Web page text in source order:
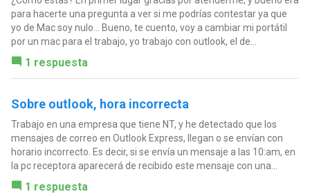
para hacerte una pregunta a ver si me podrías contestar ya que
yo de Mac soy nulo... Bueno, te cuento, voy a cambiar mi portátil
por un mac para el trabajo, yo trabajo con outlook, el de...
1 respuesta
Sobre outlook, hora incorrecta
Trabajo en una empresa que tiene NT, y he detectado que los
mensajes de correo en Outlook Express, llegan o se envían con
horario incorrecto. Es decir, si se envía un mensaje a las 10:am, en
la pc receptora aparecerá de recibido este mensaje con una...
1 respuesta